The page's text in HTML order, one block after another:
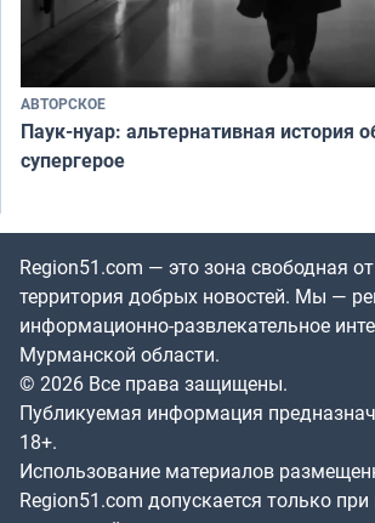
АВТОРСКОЕ
Паук-нуар: альтернативная история
супергерое
Region51.com — это зона свободная
территория добрых новостей. Мы —
информационно-развлекательное
Мурманской области.
© 2026 Все права защищены.
Публикуемая информация
18+.
Использование материалов
Region51.com допускается только